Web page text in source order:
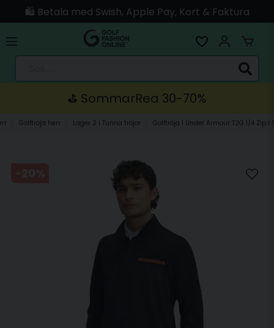
🛍️ Betala med Swish, Apple Pay, Kort & Faktura
🚚 Skickas direkt från lagret i Linköping
⛳️ SommarRea 30-70%
Golftröja herr Lager 2 I Tunna tröjor Golftröja I Under Armour T2G 1/4 Zip I